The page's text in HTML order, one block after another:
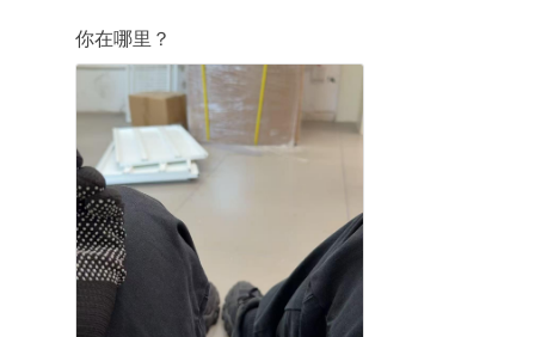
你在哪里？